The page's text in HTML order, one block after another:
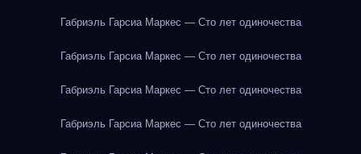
Габриэль Гарсиа Маркес — Сто лет одиночества
Габриэль Гарсиа Маркес — Сто лет одиночества
Габриэль Гарсиа Маркес — Сто лет одиночества
Габриэль Гарсиа Маркес — Сто лет одиночества